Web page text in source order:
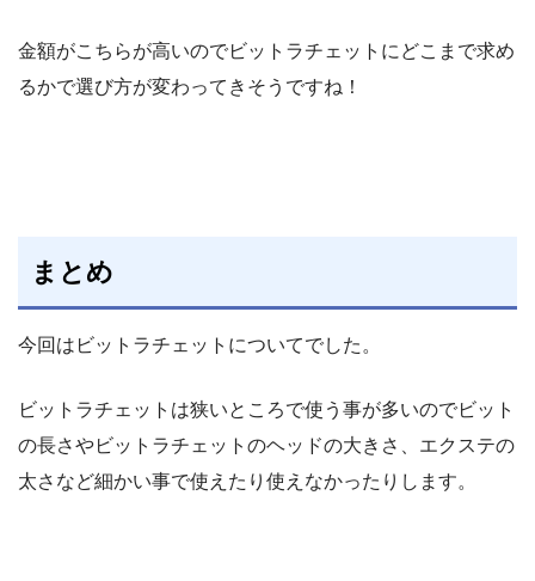
金額がこちらが高いのでビットラチェットにどこまで求め
るかで選び方が変わってきそうですね！
まとめ
今回はビットラチェットについてでした。
ビットラチェットは狭いところで使う事が多いのでビット
の長さやビットラチェットのヘッドの大きさ、エクステの
太さなど細かい事で使えたり使えなかったりします。